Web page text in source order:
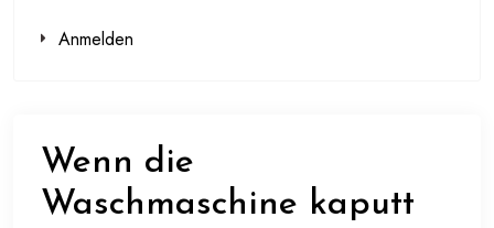
Wenn die
Waschmaschine kaputt
Anmelden